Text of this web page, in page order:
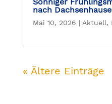
nach
Mai 10, 2026 | Aktuell,
« Ältere Einträge